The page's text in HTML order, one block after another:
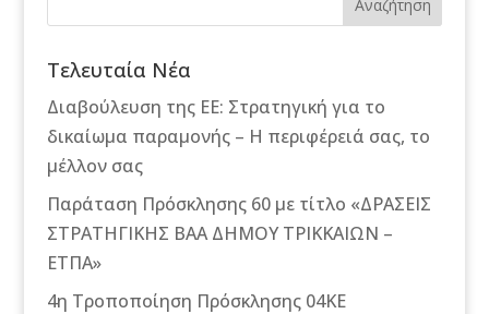
Αναζήτηση
Τελευταία Νέα
Διαβούλευση της ΕΕ: Στρατηγική για το
δικαίωμα παραμονής – Η περιφέρειά σας, το
μέλλον σας
Παράταση Πρόσκλησης 60 με τίτλο «ΔΡΑΣΕΙΣ
ΣΤΡΑΤΗΓΙΚΗΣ ΒΑΑ ΔΗΜΟΥ ΤΡΙΚΚΑΙΩΝ –
ΕΤΠΑ»
4η Τροποποίηση Πρόσκλησης 04ΚΕ